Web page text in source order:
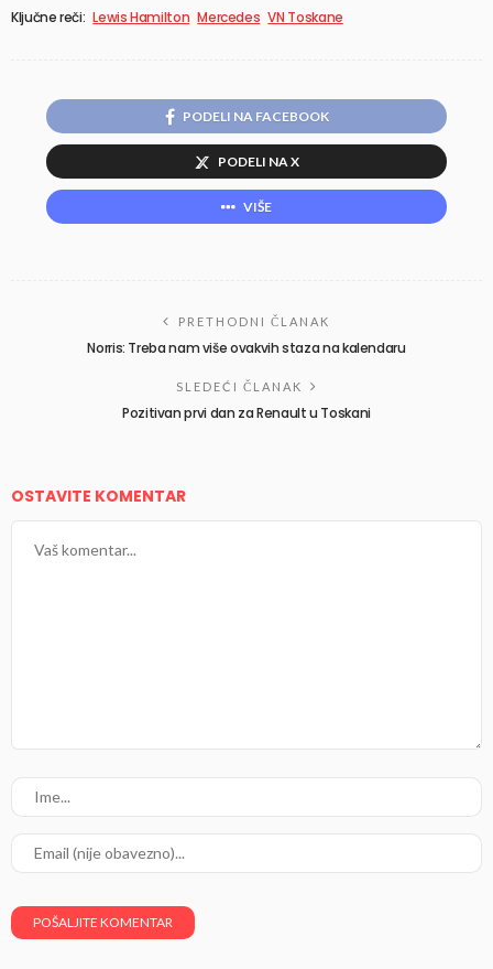
Ključne reči: Lewis Hamilton Mercedes VN Toskane
PODELI NA FACEBOOK
PODELI NA X
VIŠE
PRETHODNI ČLANAK
Norris: Treba nam više ovakvih staza na kalendaru
SLEDEĆI ČLANAK
Pozitivan prvi dan za Renault u Toskani
OSTAVITE KOMENTAR